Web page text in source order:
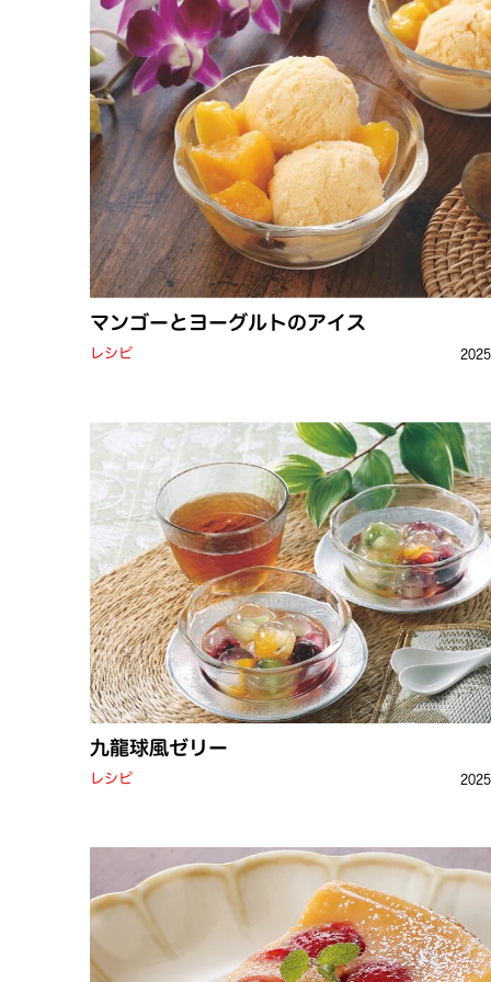
マンゴーとヨーグルトのアイス
レシピ
九龍球風ゼリー
レシピ